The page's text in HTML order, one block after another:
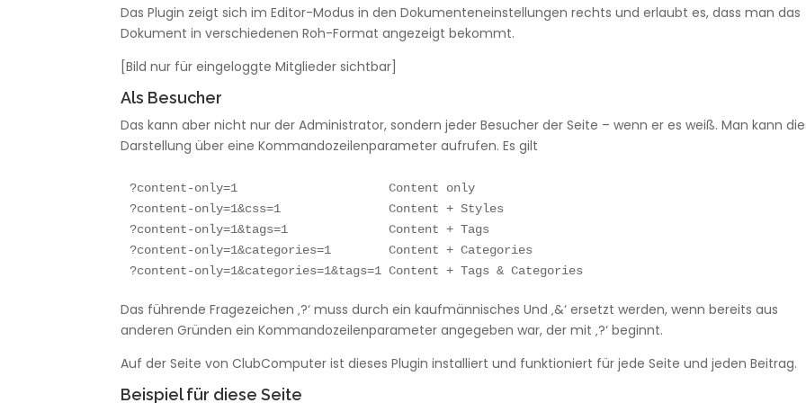
Das Plugin zeigt sich im Editor-Modus in den Dokumenteneinstellungen rechts und erlaubt es, dass man das
Dokument in verschiedenen Roh-Format angezeigt bekommt.
[Bild nur für eingeloggte Mitglieder sichtbar]
Als Besucher
Das kann aber nicht nur der Administrator, sondern jeder Besucher der Seite – wenn er es weiß. Man kann
Darstellung über eine Kommandozeilenparameter aufrufen. Es gilt
?content-only=1                     Content only
?content-only=1&css=1               Content + Styles
?content-only=1&tags=1              Content + Tags
?content-only=1&categories=1        Content + Categories
?content-only=1&categories=1&tags=1 Content + Tags & Categories
Das führende Fragezeichen ‚?‘ muss durch ein kaufmännisches Und ‚&‘ ersetzt werden, wenn bereits aus
anderen Gründen ein Kommandozeilenparameter angegeben war, der mit ‚?‘ beginnt.
Auf der Seite von ClubComputer ist dieses Plugin installiert und funktioniert für jede Seite und jeden Beitrag.
Beispiel für diese Seite